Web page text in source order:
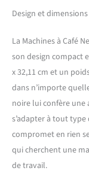
Design et dimensions
La Machines à Café
son design compact
x 32,11 cm et un
dans n’importe
noire lui confère
s’adapter à tout
compromet en rien
qui cherchent une
de travail.